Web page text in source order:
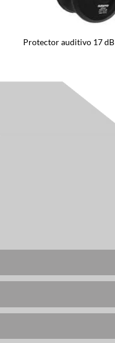
Protector auditivo 17 dB